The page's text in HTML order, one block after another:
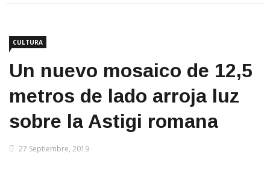
CULTURA
Un nuevo mosaico de 12,5
metros de lado arroja luz
sobre la Astigi romana
27 Septiembre, 2019